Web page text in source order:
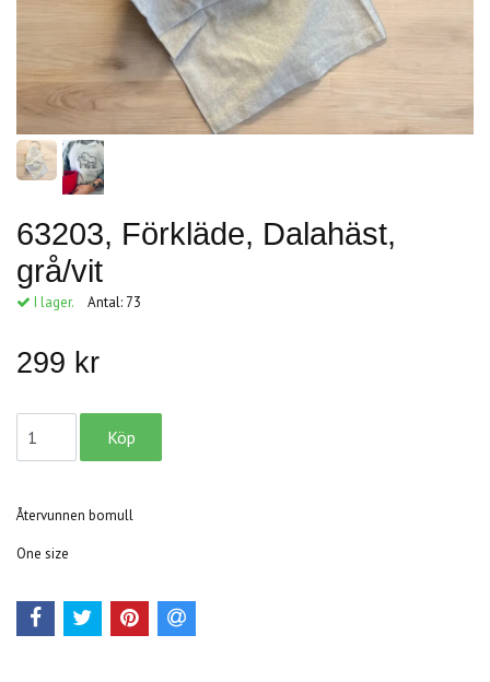
63203, Förkläde, Dalahäst,
grå/vit
I lager. Antal: 73
299 kr
Återvunnen bomull
One size